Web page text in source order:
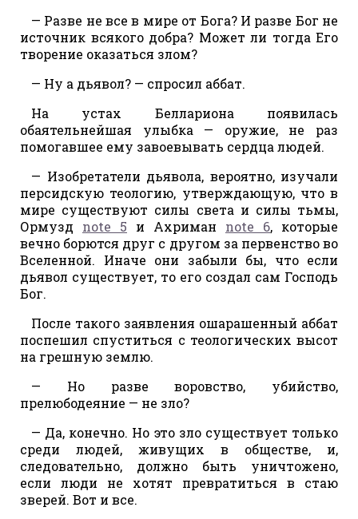
— Разве не все в мире от Бога? И разве Бог не
источник всякого добра? Может ли тогда Его
творение оказаться злом?
— Ну а дьявол? — спросил аббат.
На устах Беллариона появилась
обаятельнейшая улыбка — оружие, не раз
помогавшее ему завоевывать сердца людей.
— Изобретатели дьявола, вероятно, изучали
персидскую теологию, утверждающую, что в
мире существуют силы света и силы тьмы,
Ормузд note 5 и Ахриман note 6, которые
вечно борются друг с другом за первенство во
Вселенной. Иначе они забыли бы, что если
дьявол существует, то его создал сам Господь
Бог.
После такого заявления ошарашенный аббат
поспешил спуститься с теологических высот
на грешную землю.
— Но разве воровство, убийство,
прелюбодеяние — не зло?
— Да, конечно. Но это зло существует только
среди людей, живущих в обществе, и,
следовательно, должно быть уничтожено,
если люди не хотят превратиться в стаю
зверей. Вот и все.